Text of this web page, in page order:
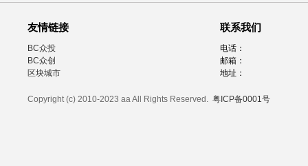
友情链接
BC众投
BC众创
区块城市
联系我们
电话：
邮箱：
地址：
Copyright (c) 2010-2023 aa All Rights Reserved. 粤ICP备0001号